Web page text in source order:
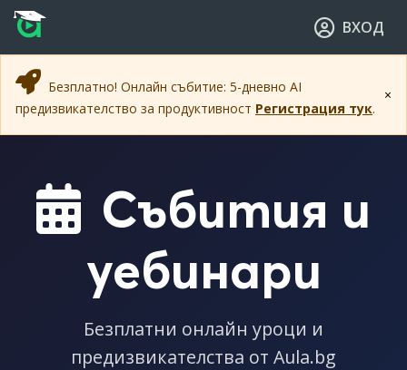
Прескочи към основното съдържание
Прескочи към навигацията
ВХОД
×
Безплатно! Онлайн събитие: 5-дневно AI
предизвикателство за продуктивност Регистрация тук.
Събития и
уебинари
Безплатни онлайн уроци и
предизвикателства от Aula.bg